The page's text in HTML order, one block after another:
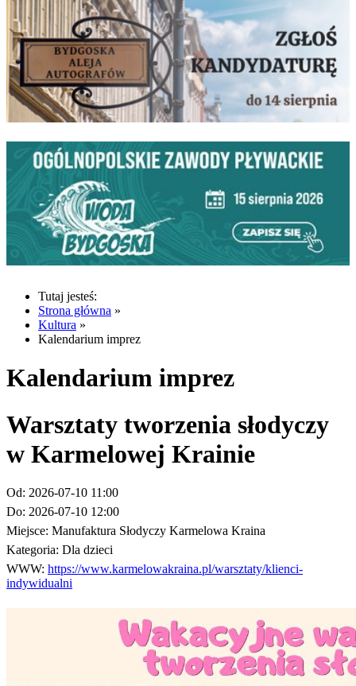
Tutaj jesteś:
Strona główna »
Kultura »
Kalendarium imprez
Kalendarium imprez
Warsztaty tworzenia słodyczy
w Karmelowej Krainie
Od: 2026-07-10 11:00
Do: 2026-07-10 12:00
Miejsce: Manufaktura Słodyczy Karmelowa Kraina
Kategoria: Dla dzieci
WWW: https://www.karmelowakraina.pl/warsztaty/klienci-
indywidualni